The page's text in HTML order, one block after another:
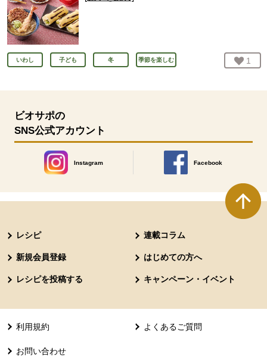
いわし 子ども 冬 季節を楽しむ お気
1
ビオサポの
SNS公式アカウント
Instagram
別のウィンドウで開きます。
Facebook
別のウィンドウで開きます
レシピ 連載コラム
新規会員登録 はじめての方へ
レシピを投稿する キャンペーン・イベント
利用規約 よくあるご質問
お問い合わせ